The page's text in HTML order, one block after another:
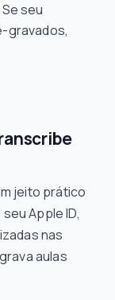
seu
gravados,
jeito prático
Apple ID,
nas
aulas